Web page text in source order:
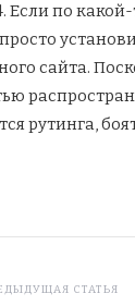
Если по
сайта.
рутинга,
СТАТЬЯ